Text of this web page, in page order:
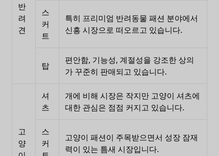
반
려
견
스
커
트
특히 프리미엄 반려동물 패션 분야에서
신흥 시장으로 떠오르고 있습니다.
탑
편안함, 기능성, 계절성을 강조한 상의
가 꾸준히 판매되고 있습니다.
고
양
셔
츠
개에 비해 시장은 작지만 고양이 셔츠에
대한 관심은 점점 커지고 있습니다.
스
커
고양이 패션이 주목받으면서 성장 잠재
력이 있는 틈새 시장입니다.